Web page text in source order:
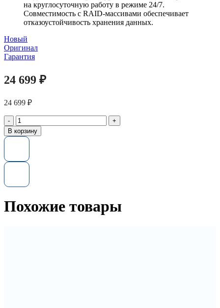
на круглосуточную работу в режиме 24/7.
Совместимость с RAID-массивами обеспечивает
отказоустойчивость хранения данных.
Новый
Оригинал
Гарантия
24 699 ₽
24 699 ₽
Количество
товара
Жесткий
67Y2621
10K
SAS
2.5"
В корзину
Похожие товары